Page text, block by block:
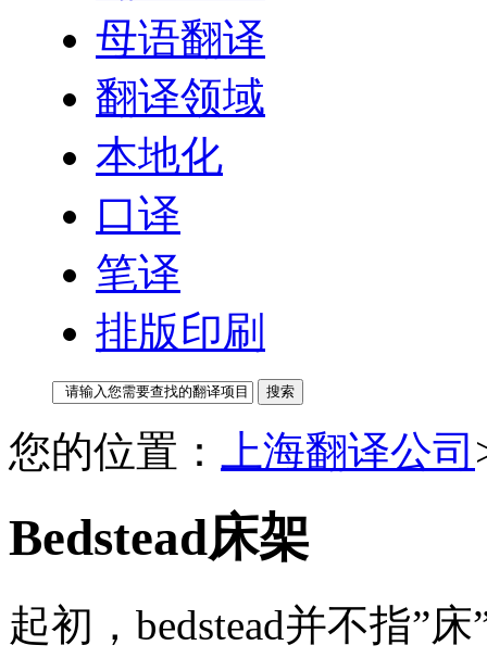
母语翻译
翻译领域
本地化
口译
笔译
排版印刷
您的位置： 上海翻译公司
Bedstead床架
起初，bedstead并不指”